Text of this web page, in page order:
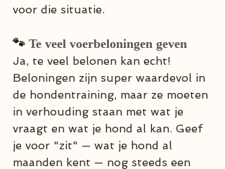
voor die situatie.
🐾 Te veel voerbeloningen geven
Ja, te veel belonen kan echt!
Beloningen zijn super waardevol in
de hondentraining, maar ze moeten
in verhouding staan met wat je
vraagt en wat je hond al kan. Geef
je voor "zit" — wat je hond al
maanden kent — nog steeds een